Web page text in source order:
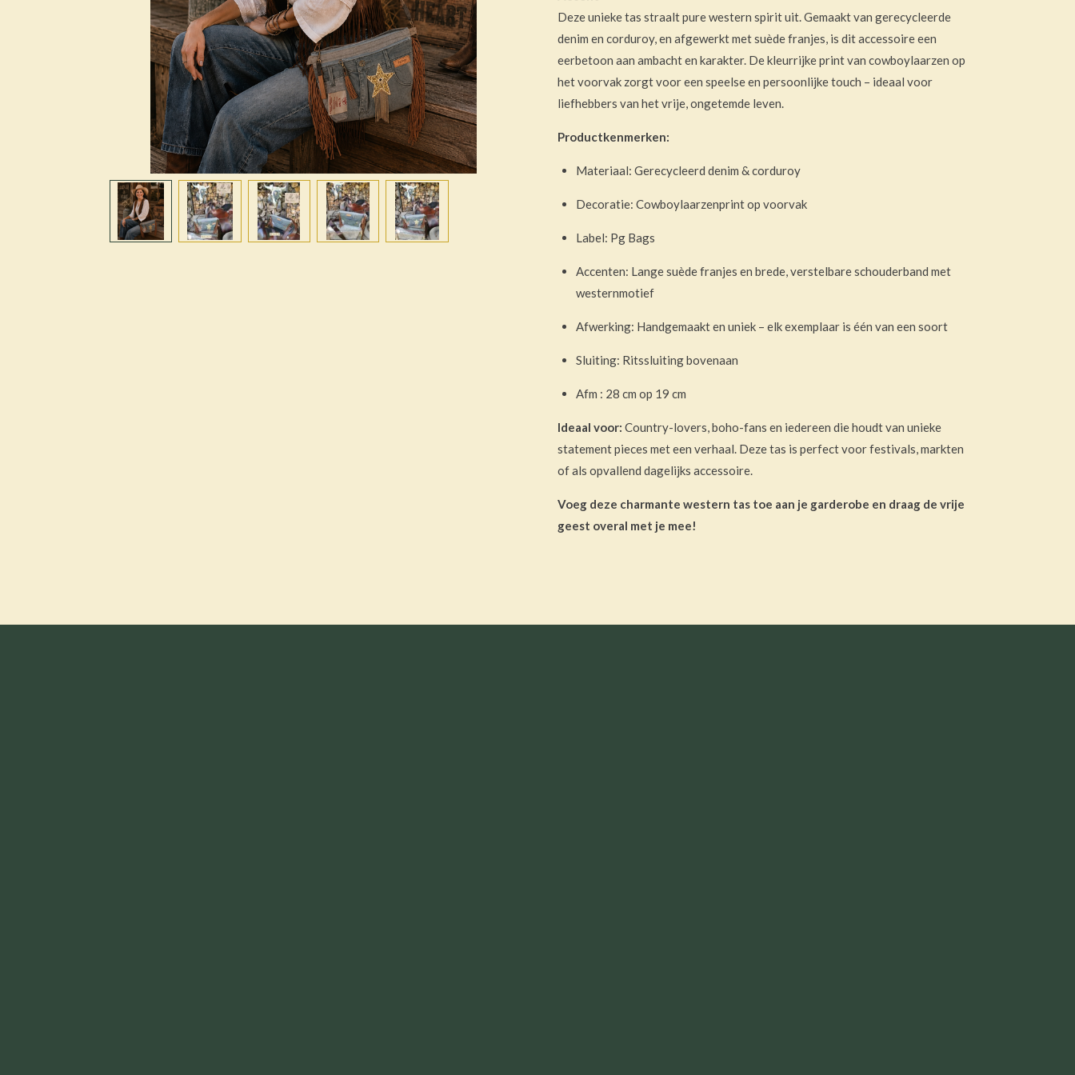
Deze unieke tas straalt pure western spirit uit. Gemaakt van gerecycleerde
denim en corduroy, en afgewerkt met suède franjes, is dit accessoire een
eerbetoon aan ambacht en karakter. De kleurrijke print van cowboylaarzen op
het voorvak zorgt voor een speelse en persoonlijke touch – ideaal voor
liefhebbers van het vrije, ongetemde leven.
Productkenmerken:
Materiaal: Gerecycleerd denim & corduroy
Decoratie: Cowboylaarzenprint op voorvak
Label: Pg Bags
Accenten: Lange suède franjes en brede, verstelbare schouderband met
westernmotief
Afwerking: Handgemaakt en uniek – elk exemplaar is één van een soort
Sluiting: Ritssluiting bovenaan
Afm : 28 cm op 19 cm
Ideaal voor: Country-lovers, boho-fans en iedereen die houdt van unieke
statement pieces met een verhaal. Deze tas is perfect voor festivals, markten
of als opvallend dagelijks accessoire.
Voeg deze charmante western tas toe aan je garderobe en draag de vrije
geest overal met je mee!